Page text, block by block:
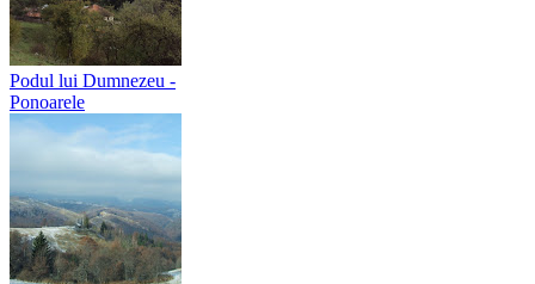
Podul lui Dumnezeu -
Ponoarele